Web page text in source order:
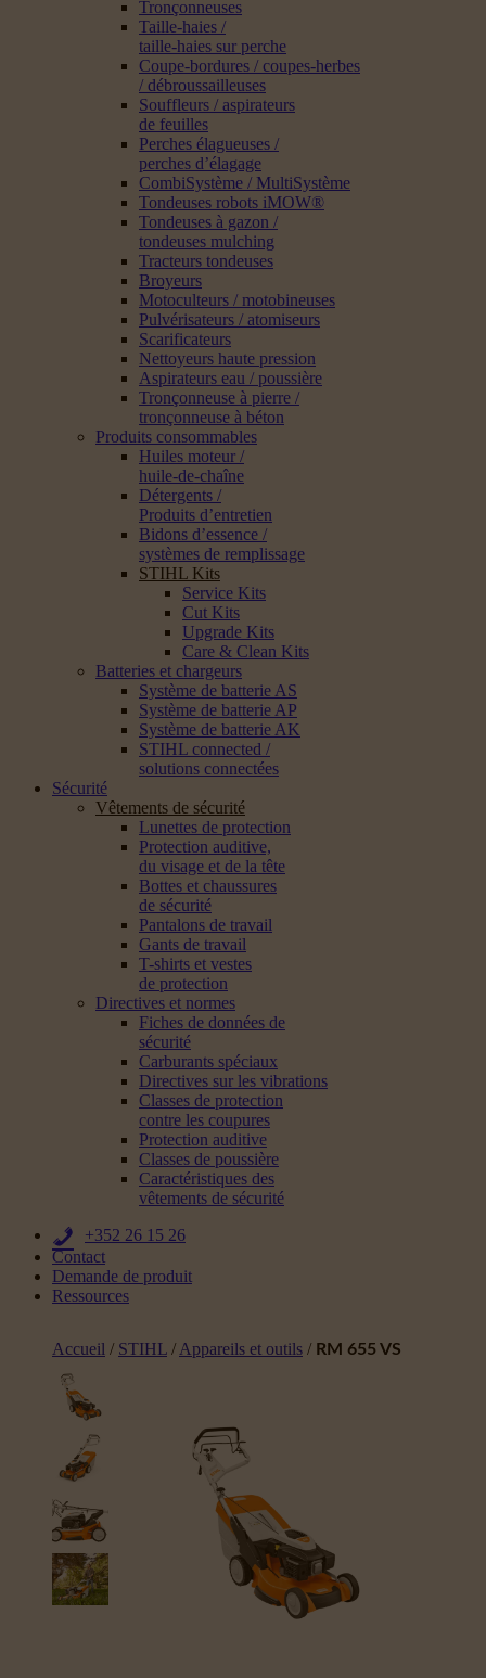
Tronçonneuses
Taille-haies /
taille-haies sur perche
Coupe-bordures / coupes-herbes
/ débroussailleuses
Souffleurs / aspirateurs
de feuilles
Perches élagueuses /
perches d’élagage
CombiSystème / MultiSystème
Tondeuses robots iMOW®
Tondeuses à gazon /
tondeuses mulching
Tracteurs tondeuses
Broyeurs
Motoculteurs / motobineuses
Pulvérisateurs / atomiseurs
Scarificateurs
Nettoyeurs haute pression
Aspirateurs eau / poussière
Tronçonneuse à pierre /
tronçonneuse à béton
Produits consommables
Huiles moteur /
huile-de-chaîne
Détergents /
Produits d’entretien
Bidons d’essence /
systèmes de remplissage
STIHL Kits
Service Kits
Cut Kits
Upgrade Kits
Care & Clean Kits
Batteries et chargeurs
Système de batterie AS
Système de batterie AP
Système de batterie AK
STIHL connected /
solutions connectées
Sécurité
Vêtements de sécurité
Lunettes de protection
Protection auditive,
du visage et de la tête
Bottes et chaussures
de sécurité
Pantalons de travail
Gants de travail
T-shirts et vestes
de protection
Directives et normes
Fiches de données de
sécurité
Carburants spéciaux
Directives sur les vibrations
Classes de protection
contre les coupures
Protection auditive
Classes de poussière
Caractéristiques des
vêtements de sécurité
+352 26 15 26
Contact
Demande de produit
Ressources
Accueil / STIHL / Appareils et outils / RM 655 VS